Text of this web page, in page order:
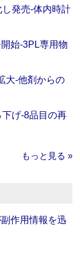
発売‐体内時計
始‐3PL専用物
大‐他剤からの
げ‐8品目の再
もっと見る »
作用情報を迅